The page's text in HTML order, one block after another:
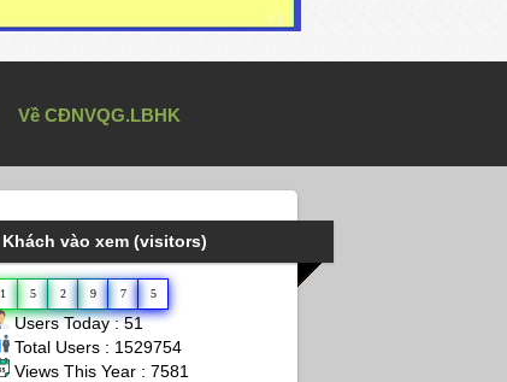
Về CĐNVQG.LBHK
Khách vào xem (visitors)
1 5 2 9 7 5
Users Today : 51
Total Users : 1529754
Views This Year : 7581